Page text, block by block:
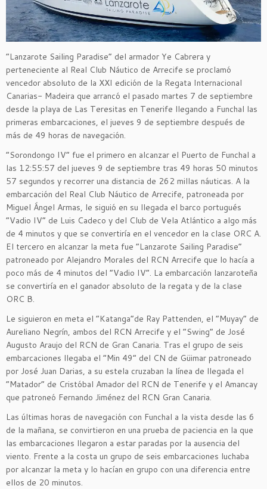
“Lanzarote Sailing Paradise” del armador Ye Cabrera y
perteneciente al Real Club Náutico de Arrecife se proclamó
vencedor absoluto de la XXI edición de la Regata Internacional
Canarias- Madeira que arrancó el pasado martes 7 de septiembre
desde la playa de Las Teresitas en Tenerife llegando a Funchal las
primeras embarcaciones, el jueves 9 de septiembre después de
más de 49 horas de navegación.
“Sorondongo IV” fue el primero en alcanzar el Puerto de Funchal a
las 12:55:57 del jueves 9 de septiembre tras 49 horas 50 minutos
57 segundos y recorrer una distancia de 262 millas náuticas. A la
embarcación del Real Club Náutico de Arrecife, patroneada por
Miguel Ángel Armas, le siguió en su llegada el barco portugués
“Vadio IV” de Luis Cadeco y del Club de Vela Atlántico a algo más
de 4 minutos y que se convertiría en el vencedor en la clase ORC A.
El tercero en alcanzar la meta fue “Lanzarote Sailing Paradise”
patroneado por Alejandro Morales del RCN Arrecife que lo hacía a
poco más de 4 minutos del “Vadio IV”. La embarcación lanzaroteña
se convertiría en el ganador absoluto de la regata y de la clase
ORC B.
Le siguieron en meta el “Katanga”de Ray Pattenden, el “Muyay” de
Aureliano Negrín, ambos del RCN Arrecife y el “Swing” de José
Augusto Araujo del RCN de Gran Canaria. Tras el grupo de seis
embarcaciones llegaba el “Min 49” del CN de Güimar patroneado
por José Juan Darias, a su estela cruzaban la línea de llegada el
“Matador” de Cristóbal Amador del RCN de Tenerife y el Amancay
que patroneó Fernando Jiménez del RCN Gran Canaria.
Las últimas horas de navegación con Funchal a la vista desde las 6
de la mañana, se convirtieron en una prueba de paciencia en la que
las embarcaciones llegaron a estar paradas por la ausencia del
viento. Frente a la costa un grupo de seis embarcaciones luchaba
por alcanzar la meta y lo hacían en grupo con una diferencia entre
ellos de 20 minutos.